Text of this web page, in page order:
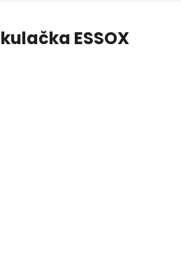
ESSOX